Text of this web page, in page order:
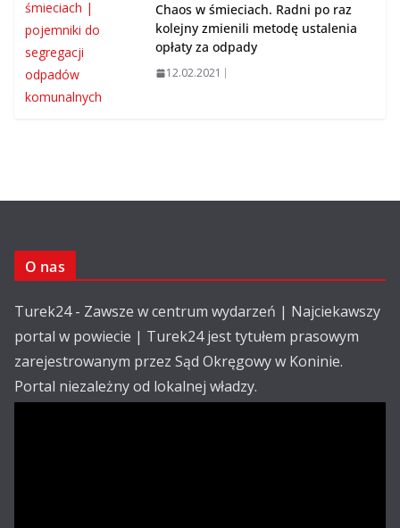
Chaos w śmieciach. Radni po raz
kolejny zmienili metodę ustalenia
opłaty za odpady
12.02.2021
O nas
Turek24 - Zawsze w centrum wydarzeń | Najciekawszy
portal w powiecie | Turek24 jest tytułem prasowym
zarejestrowanym przez Sąd Okręgowy w Koninie.
Portal niezależny od lokalnej władzy.